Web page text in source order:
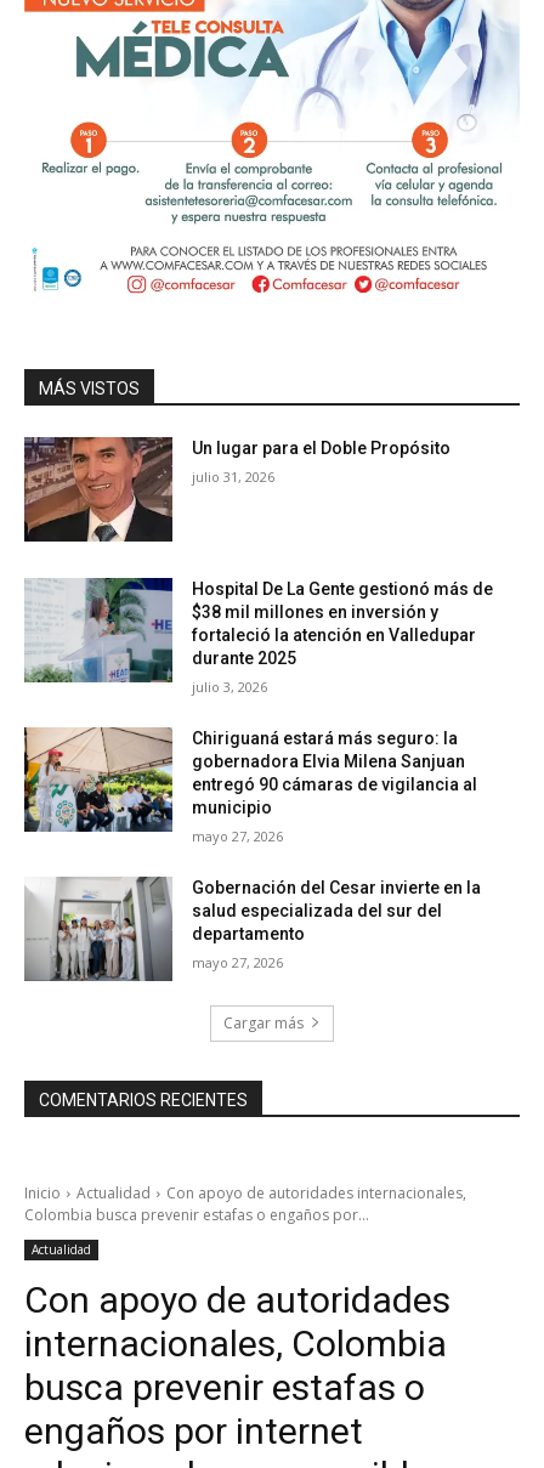
MÁS VISTOS
Un lugar para el Doble Propósito
julio 31, 2026
Hospital De La Gente gestionó más de
$38 mil millones en inversión y
fortaleció la atención en Valledupar
durante 2025
julio 3, 2026
Chiriguaná estará más seguro: la
gobernadora Elvia Milena Sanjuan
entregó 90 cámaras de vigilancia al
municipio
mayo 27, 2026
Gobernación del Cesar invierte en la
salud especializada del sur del
departamento
mayo 27, 2026
Cargar más
COMENTARIOS RECIENTES